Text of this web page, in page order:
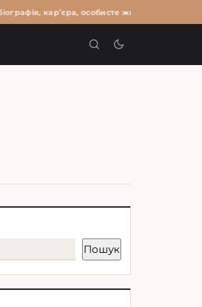
кар’єра, особисте життя та цікаві
Пошук